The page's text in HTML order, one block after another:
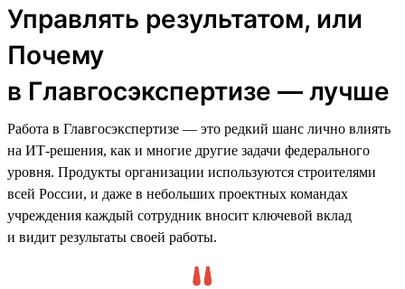
Управлять результатом, или
Почему
в Главгосэкспертизе — лучше
Работа в Главгосэкспертизе — это редкий шанс лично влиять
на ИТ-решения, как и многие другие задачи федерального
уровня. Продукты организации используются строителями
всей России, и даже в небольших проектных командах
учреждения каждый сотрудник вносит ключевой вклад
и видит результаты своей работы.